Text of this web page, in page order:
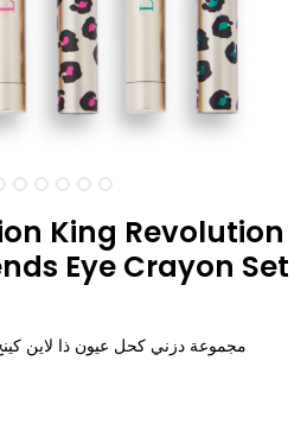
King Revolution
Eye Crayon Set
مجموعة دزني كحل عيون ذا لاين